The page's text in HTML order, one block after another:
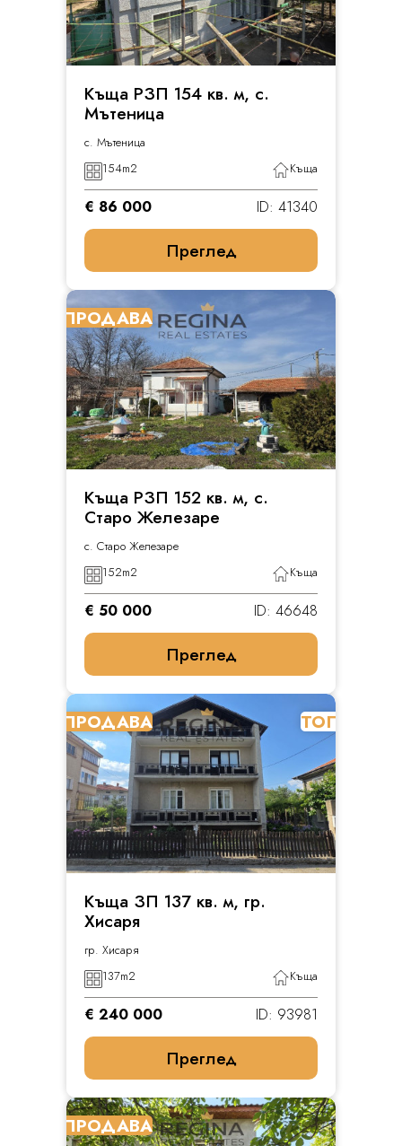
Къща РЗП 154 кв. м, с.
Мътеница
с. Мътеница
154m2 Къща
€ 86 000 ID: 41340
Преглед
ПРОДАВА
Къща РЗП 152 кв. м, с.
Старо Железаре
с. Старо Железаре
152m2 Къща
€ 50 000 ID: 46648
Преглед
ПРОДАВА ТОП
Къща ЗП 137 кв. м, гр.
Хисаря
гр. Хисаря
137m2 Къща
€ 240 000 ID: 93981
Преглед
ПРОДАВА